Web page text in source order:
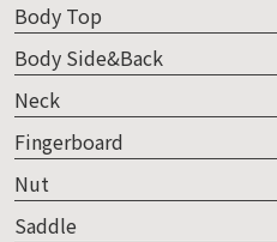
Body Top
Body Side&Back
Neck
Fingerboard
Nut
Saddle